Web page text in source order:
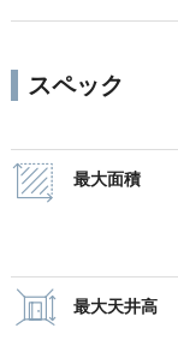
スペック
最大面積
最大天井高